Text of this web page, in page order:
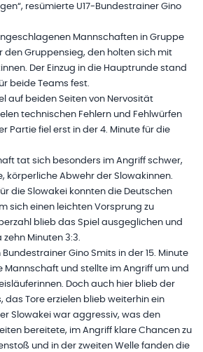
resümierte U17-Bundestrainer Gino
Mannschaften in Gruppe
den Gruppensieg, den holten sich mit
Der Einzug in die Hauptrunde stand
beide Teams fest.
auf beiden Seiten von Nervosität
technischen Fehlern und Fehlwürfen
Partie fiel erst in der 4. Minute für die
tat sich besonders im Angriff schwer,
körperliche Abwehr der Slowakinnen.
die Slowakei konnten die Deutschen
sich einen leichten Vorsprung zu
blieb das Spiel ausgeglichen und
Minuten 3:3.
Gino Smits in der 15. Minute
Mannschaft und stellte im Angriff um und
Doch auch hier blieb der
das Tore erzielen blieb weiterhin ein
Slowakei war aggressiv, was den
bereitete, im Angriff klare Chancen zu
und in der zweiten Welle fanden die